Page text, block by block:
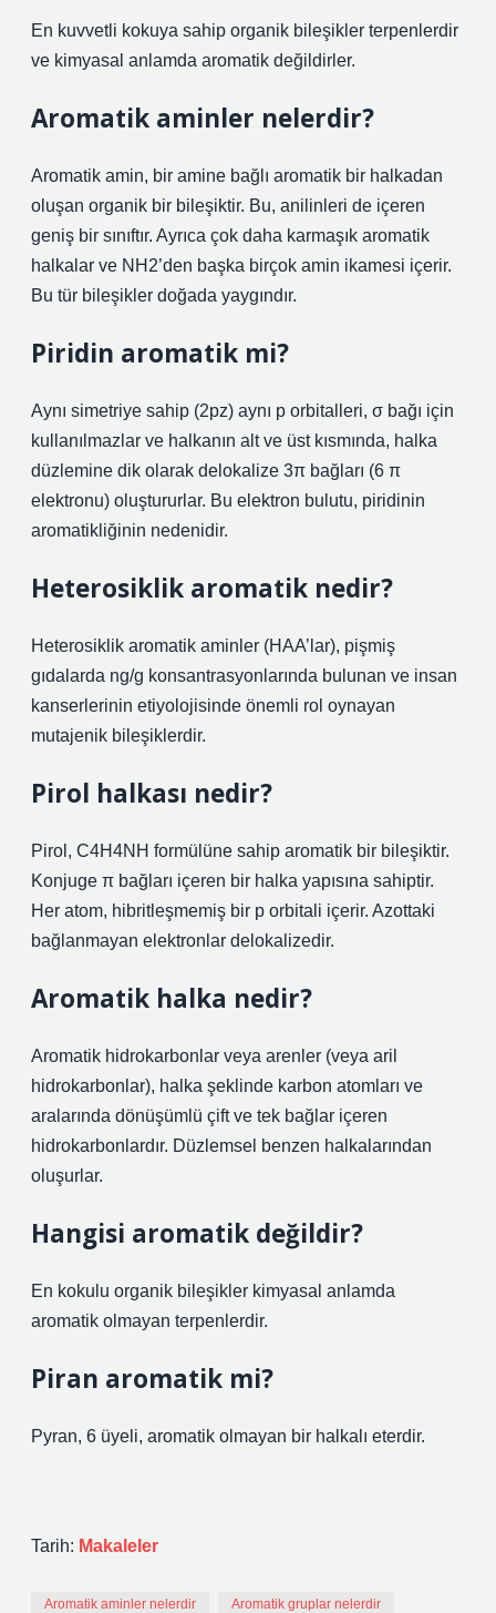
En kuvvetli kokuya sahip organik bileşikler terpenlerdir
ve kimyasal anlamda aromatik değildirler.
Aromatik aminler nelerdir?
Aromatik amin, bir amine bağlı aromatik bir halkadan
oluşan organik bir bileşiktir. Bu, anilinleri de içeren
geniş bir sınıftır. Ayrıca çok daha karmaşık aromatik
halkalar ve NH2’den başka birçok amin ikamesi içerir.
Bu tür bileşikler doğada yaygındır.
Piridin aromatik mi?
Aynı simetriye sahip (2pz) aynı p orbitalleri, σ bağı için
kullanılmazlar ve halkanın alt ve üst kısmında, halka
düzlemine dik olarak delokalize 3π bağları (6 π
elektronu) oluştururlar. Bu elektron bulutu, piridinin
aromatikliğinin nedenidir.
Heterosiklik aromatik nedir?
Heterosiklik aromatik aminler (HAA’lar), pişmiş
gıdalarda ng/g konsantrasyonlarında bulunan ve insan
kanserlerinin etiyolojisinde önemli rol oynayan
mutajenik bileşiklerdir.
Pirol halkası nedir?
Pirol, C4H4NH formülüne sahip aromatik bir bileşiktir.
Konjuge π bağları içeren bir halka yapısına sahiptir.
Her atom, hibritleşmemiş bir p orbitali içerir. Azottaki
bağlanmayan elektronlar delokalizedir.
Aromatik halka nedir?
Aromatik hidrokarbonlar veya arenler (veya aril
hidrokarbonlar), halka şeklinde karbon atomları ve
aralarında dönüşümlü çift ve tek bağlar içeren
hidrokarbonlardır. Düzlemsel benzen halkalarından
oluşurlar.
Hangisi aromatik değildir?
En kokulu organik bileşikler kimyasal anlamda
aromatik olmayan terpenlerdir.
Piran aromatik mi?
Pyran, 6 üyeli, aromatik olmayan bir halkalı eterdir.
Tarih: Makaleler
Aromatik aminler nelerdir Aromatik gruplar nelerdir